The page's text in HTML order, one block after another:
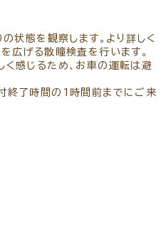
状態を観察します。より詳しく
広げる散瞳検査を行います。
感じるため、お車の運転は避
終了時間の1時間前までにご来